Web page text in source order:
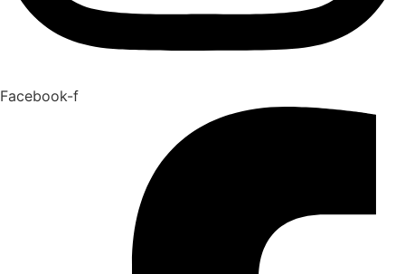
Facebook-f